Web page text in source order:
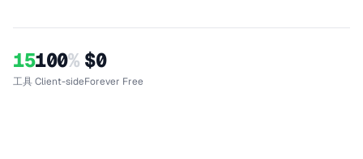
15
工具
100%
Client-side
$0
Forever Free